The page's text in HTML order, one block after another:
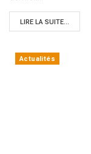
LIRE LA SUITE...
Actualités